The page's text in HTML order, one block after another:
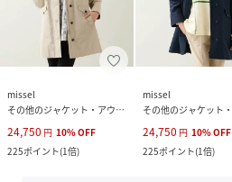
missel
その他のジャケット・アウター
24,750 円 10%OFF
225ポイント(1倍)
missel
24,750 円 10%OFF
225ポイント(1倍)